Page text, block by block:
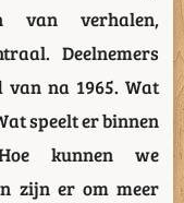
van verhalen,
Deelnemers
van na 1965. Wat
speelt er binnen
Hoe kunnen we
zijn er om meer